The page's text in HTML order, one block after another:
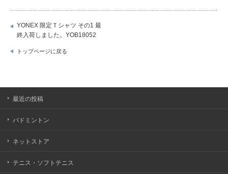
YONEX 限定Ｔシャツ その1 最
終入荷しました。YOB18052
トップページに戻る
最近の投稿
バドミントン
ネットストア
テニス・ソフトテニス